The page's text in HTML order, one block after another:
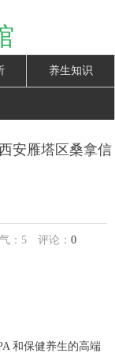
养生知识
安雁塔区桑拿信
： 5评论： 0
和保健养生的高端